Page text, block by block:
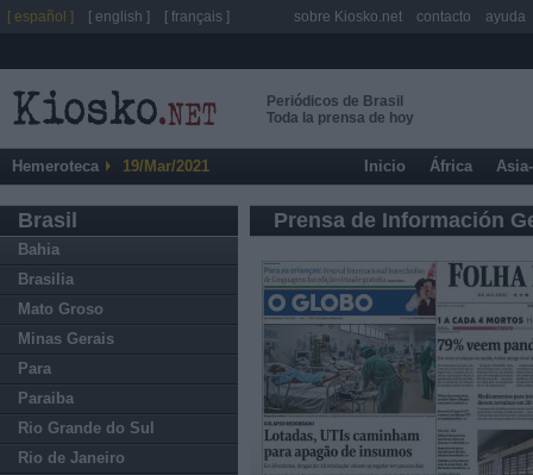
Periódicos de Brasil
Toda la prensa de hoy
Hemeroteca 19/Mar/2021 Inicio África
Brasil
Bahia
Brasilia
Mato Groso
Minas Gerais
Para
Paraiba
Rio Grande do Sul
Rio de Janeiro
Prensa de Información
[ español ] [ english ] [ français ] sobre Kiosko.net contacto ayuda